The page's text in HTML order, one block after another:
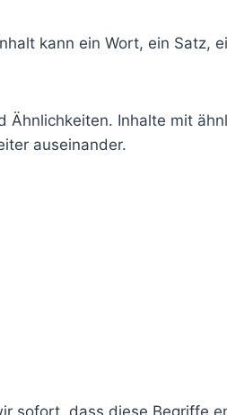
kann ein Wort, ein Satz,
Ähnlichkeiten. Inhalte mit
auseinander.
sofort, dass diese Begriffe